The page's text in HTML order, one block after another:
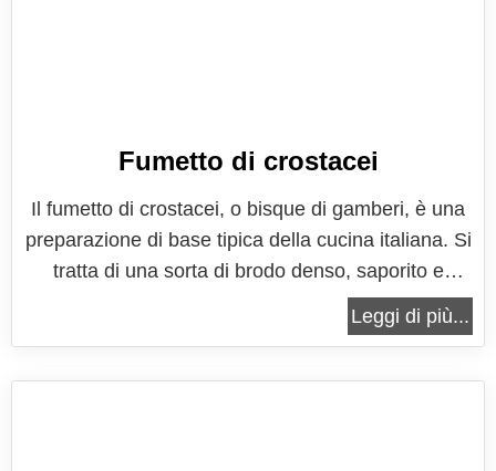
Fumetto di crostacei
Il fumetto di crostacei, o bisque di gamberi, è una
preparazione di base tipica della cucina italiana. Si
tratta di una sorta di brodo denso, saporito e
profumato, dal tipico colore rossastro, che viene
preparato utilizzando gli scarti (teste e carapace)
Leggi di più...